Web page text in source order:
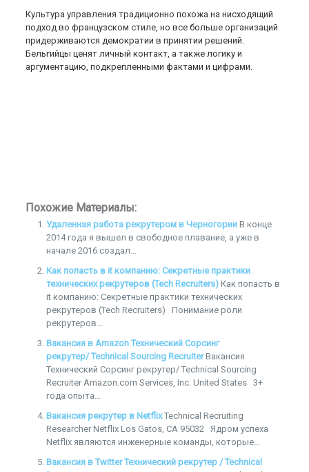
Культура управления традиционно похожа на нисходящий
подход во французском стиле, но все больше организаций
придерживаются демократии в принятии решений.
Бельгийцы ценят личный контакт, а также логику и
аргументацию, подкрепленными фактами и цифрами.
Похожие Материалы:
Удаленная работа рекрутером в Черногории В конце
2014 года я вышел в свободное плавание, а уже в
начале 2016 создал...
Как попасть в it компанию: Секретные практики
технических рекрутеров (Tech Recruiters) Как попасть в
it компанию: Секретные практики технических
рекрутеров (Tech Recruiters) Понимание роли
рекрутеров...
Вакансия в Amazon Технический Сорсинг
рекрутер/ Technical Sourcing Recruiter Вакансия
Технический Сорсинг рекрутер/ Technical Sourcing
Recruiter Amazon.com Services, Inc. United States 3+
года опыта...
Вакансия рекрутер в Netflix Technical Recruiting
Researcher Netflix Los Gatos, CA 95032 Ядром успеха
Netflix являются инженерные команды, которые...
Вакансия в Twitter Технический рекрутер / Technical